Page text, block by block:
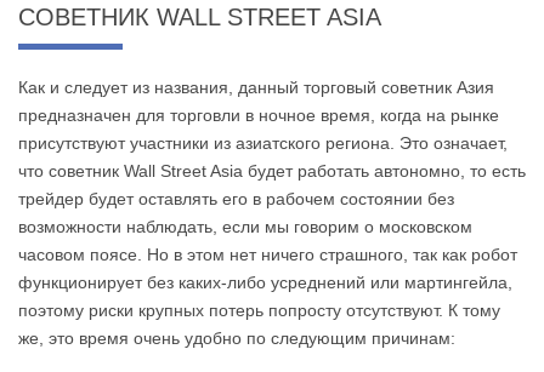
СОВЕТНИК WALL STREET ASIA
Как и следует из названия, данный торговый советник Азия
предназначен для торговли в ночное время, когда на рынке
присутствуют участники из азиатского региона. Это означает,
что советник Wall Street Asia будет работать автономно, то есть
трейдер будет оставлять его в рабочем состоянии без
возможности наблюдать, если мы говорим о московском
часовом поясе. Но в этом нет ничего страшного, так как робот
функционирует без каких-либо усреднений или мартингейла,
поэтому риски крупных потерь попросту отсутствуют. К тому
же, это время очень удобно по следующим причинам: